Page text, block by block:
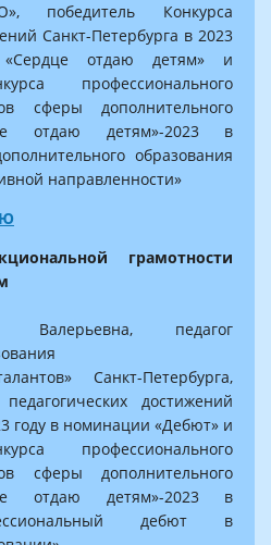
победитель Конкурса
Санкт-Петербурга в 2023
отдаю детям» и
профессионального
сферы дополнительного
отдаю детям»-2023 в
образования
направленности»
грамотности
Валерьевна, педагог
Санкт-Петербурга,
достижений
году в номинации «Дебют» и
профессионального
сферы дополнительного
отдаю детям»-2023 в
дебют в